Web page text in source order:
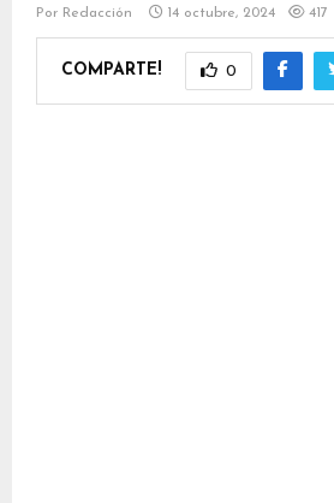
Por Redacción 14 octubre, 2024 417
COMPARTE! 0